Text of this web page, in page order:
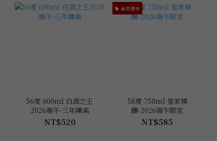
56度 600ml 白酒之王
2026端午-三年陳高
NT$520
會員獨享
58度 750ml 皇家精
釀-2026端午限定
NT$585